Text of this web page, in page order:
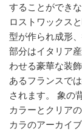
することができ
ロストワックス
型が作られ成形
部分はイタリア
わせる豪華な装
あるフランスで
されます。 象の
カラーとクリア
カラのアーカイ